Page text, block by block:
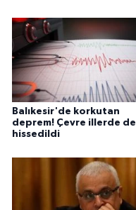
Balıkesir'de korkutan
deprem! Çevre illerde de
hissedildi